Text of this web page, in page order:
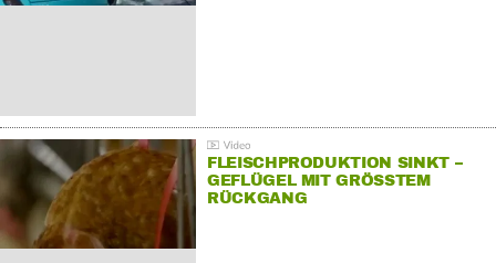
FLEISCHPRODUKTION SINKT –
GEFLÜGEL MIT GRÖSSTEM R
ÜCKGANG